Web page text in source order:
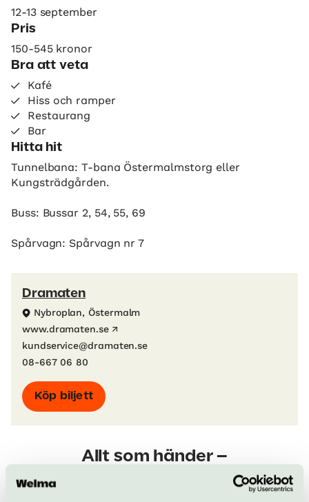
12-13 september
Pris
150-545 kronor
Bra att veta
Kafé
Hiss och ramper
Restaurang
Bar
Hitta hit
Tunnelbana: T-bana Östermalmstorg eller
Kungsträdgården.
Buss: Bussar 2, 54, 55, 69
Spårvagn: Spårvagn nr 7
Dramaten
Nybroplan, Östermalm
www.dramaten.se
kundservice@dramaten.se
08-667 06 80
Köp biljett
Allt som händer –